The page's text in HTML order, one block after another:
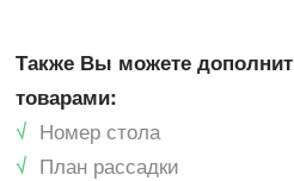
Также Вы можете
товарами:
√ Номер стола
√ План рассадки